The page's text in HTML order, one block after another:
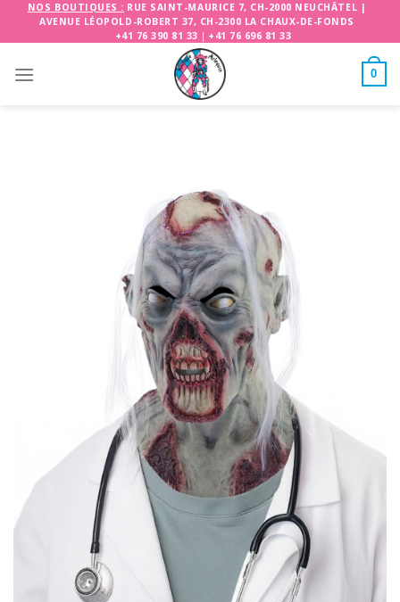
NOS BOUTIQUES : RUE SAINT-MAURICE 7, CH-2000 NEUCHÂTEL |
AVENUE LÉOPOLD-ROBERT 37, CH-2300 LA CHAUX-DE-FONDS
+41 76 390 81 33 | +41 76 696 81 33
0